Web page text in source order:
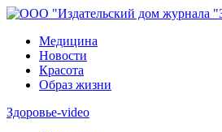
Медицина
Новости
Красота
Образ жизни
Здоровье-video